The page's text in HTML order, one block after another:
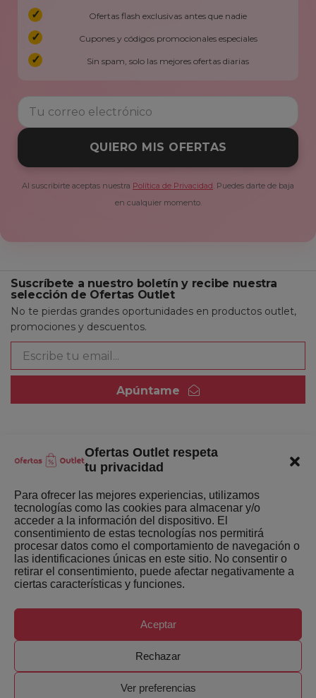
Ofertas Outlet respeta
tu privacidad
Para ofrecer las mejores experiencias, utilizamos
tecnologías como las cookies para almacenar y/o
acceder a la información del dispositivo. El
consentimiento de estas tecnologías nos permitirá
procesar datos como el comportamiento de navegación o
las identificaciones únicas en este sitio. No consentir o
retirar el consentimiento, puede afectar negativamente a
ciertas características y funciones.
Aceptar
Rechazar
Ver preferencias
Ofertas flash exclusivas antes que nadie
Cupones y códigos promocionales especiales
Sin spam, solo las mejores ofertas diarias
QUIERO MIS OFERTAS
Al suscribirte aceptas nuestra Política de Privacidad. Puedes darte de baja
en cualquier momento.
Suscríbete a nuestro boletín y recibe nuestra
selección de Ofertas Outlet
No te pierdas grandes oportunidades en productos outlet,
promociones y descuentos.
Apúntame
Quienes somos
Últimas Novedades
Mejores ofertas de la semana
Ofertas-Outlet.com. Todos los derechos